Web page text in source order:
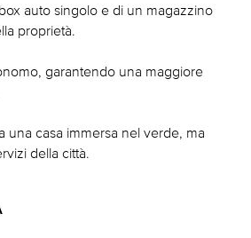
auto singolo e di un magazzino
proprietà.
garantendo una maggiore
una casa immersa nel verde, ma
della città.